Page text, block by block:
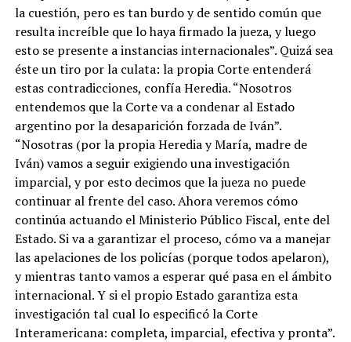
la cuestión, pero es tan burdo y de sentido común que
resulta increíble que lo haya firmado la jueza, y luego
esto se presente a instancias internacionales”. Quizá sea
éste un tiro por la culata: la propia Corte entenderá
estas contradicciones, confía Heredia. “Nosotros
entendemos que la Corte va a condenar al Estado
argentino por la desaparición forzada de Iván”.
“Nosotras (por la propia Heredia y María, madre de
Iván) vamos a seguir exigiendo una investigación
imparcial, y por esto decimos que la jueza no puede
continuar al frente del caso. Ahora veremos cómo
continúa actuando el Ministerio Público Fiscal, ente del
Estado. Si va a garantizar el proceso, cómo va a manejar
las apelaciones de los policías (porque todos apelaron),
y mientras tanto vamos a esperar qué pasa en el ámbito
internacional. Y si el propio Estado garantiza esta
investigación tal cual lo especificó la Corte
Interamericana: completa, imparcial, efectiva y pronta”.